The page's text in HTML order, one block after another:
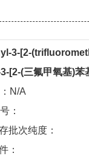
3-[2-
[2-(三氟甲氧基)苯
N/A
：
批次纯度：
：